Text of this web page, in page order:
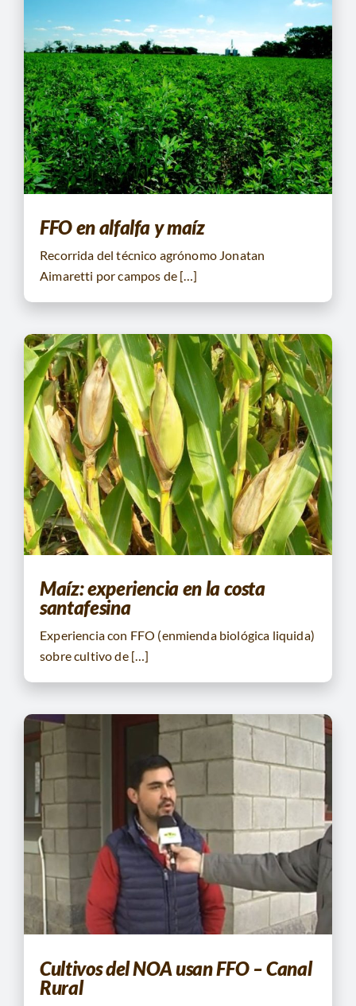
FFO en alfalfa y maíz
Recorrida del técnico agrónomo Jonatan
Aimaretti por campos de […]
Maíz: experiencia en la costa
santafesina
Experiencia con FFO (enmienda biológica liquida)
sobre cultivo de […]
Cultivos del NOA usan FFO – Canal
Rural